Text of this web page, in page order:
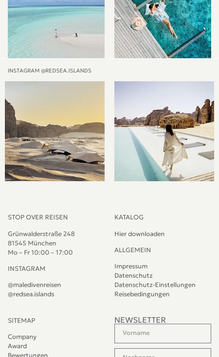
INSTAGRAM @REDSEA.ISLANDS
STOP OVER REISEN
Grünwalderstraße 248
81545 München
Mo – Fr 10:00 – 17:00
INSTAGRAM
@maledivenreisen
@redsea.islands
KATALOG
Hier downloaden
ALLGEMEIN
Impressum
Datenschutz
Datenschutz-Einstellungen
Reisebedingungen
SITEMAP
Company
Award
NEWSLETTER